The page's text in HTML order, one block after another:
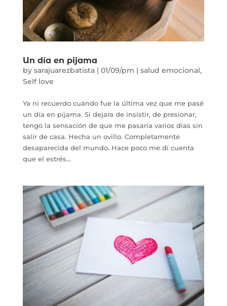
Un día en pijama
by sarajuarezbatista| 01/09/pm | salud emocional,
Self love
Ya ni recuerdo cuándo fue la última vez que me pasé
un día en pijama. Si dejara de insistir, de presionar,
tengo la sensación de que me pasaría varios días sin
salir de casa. Hecha un ovillo. Completamente
desaparecida del mundo. Hace poco me dí cuenta
que el estrés...